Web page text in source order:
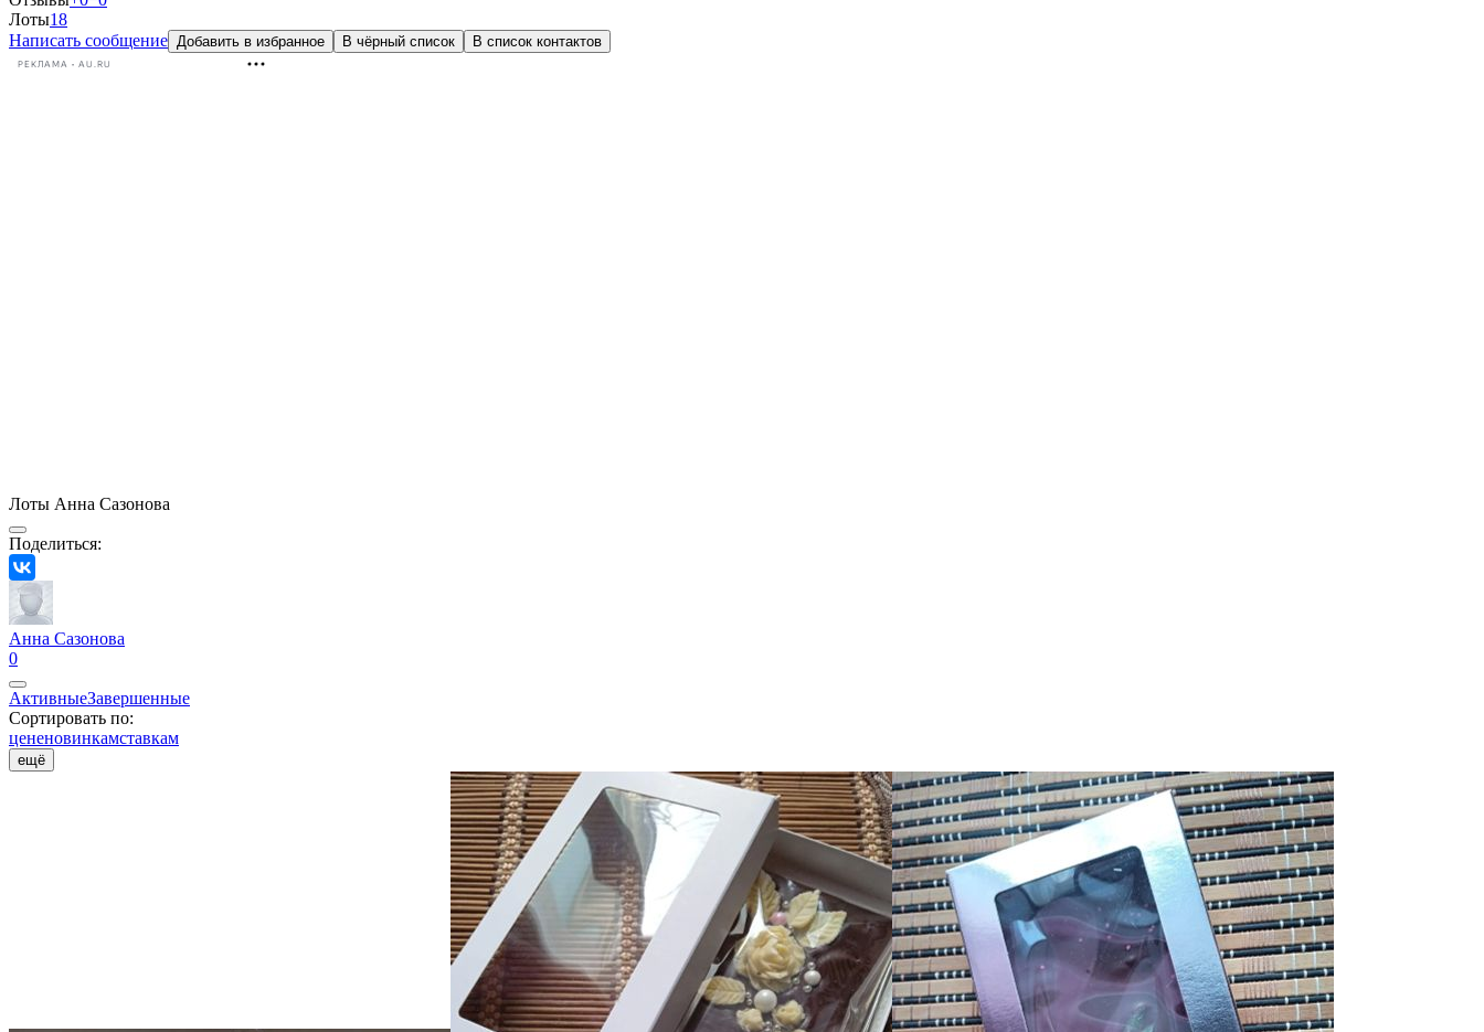
Лоты18
Написать сообщение Добавить в избранное В чёрный список В список контактов
РЕКЛАМА • AU.RU
Лоты Анна Сазонова
Поделиться:
Анна Сазонова
0
АктивныеЗавершенные
Сортировать по:
цененовинкамставкам
ещё